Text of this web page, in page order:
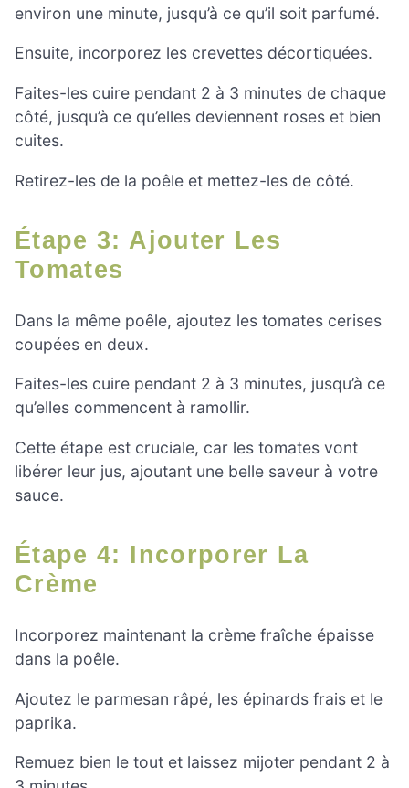
environ une minute, jusqu’à ce qu’il soit parfumé.
Ensuite, incorporez les crevettes décortiquées.
Faites-les cuire pendant 2 à 3 minutes de chaque
côté, jusqu’à ce qu’elles deviennent roses et bien
cuites.
Retirez-les de la poêle et mettez-les de côté.
Étape 3: Ajouter Les
Tomates
Dans la même poêle, ajoutez les tomates cerises
coupées en deux.
Faites-les cuire pendant 2 à 3 minutes, jusqu’à ce
qu’elles commencent à ramollir.
Cette étape est cruciale, car les tomates vont
libérer leur jus, ajoutant une belle saveur à votre
sauce.
Étape 4: Incorporer La
Crème
Incorporez maintenant la crème fraîche épaisse
dans la poêle.
Ajoutez le parmesan râpé, les épinards frais et le
paprika.
Remuez bien le tout et laissez mijoter pendant 2 à